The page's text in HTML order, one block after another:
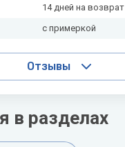
14 дней на возврат
с примеркой
Отзывы
в разделах